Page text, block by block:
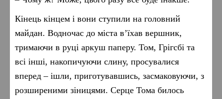
Кінець кінцем і вони ступили на головний
майдан. Водночас до міста в’їхав вершник,
тримаючи в руці аркуш паперу. Том, Грігсбі та
всі інші, накопичуючи слину, просувалися
вперед – ішли, приготувавшись, засмаковуючи, з
розширеними зіницями. Серце Тома билось